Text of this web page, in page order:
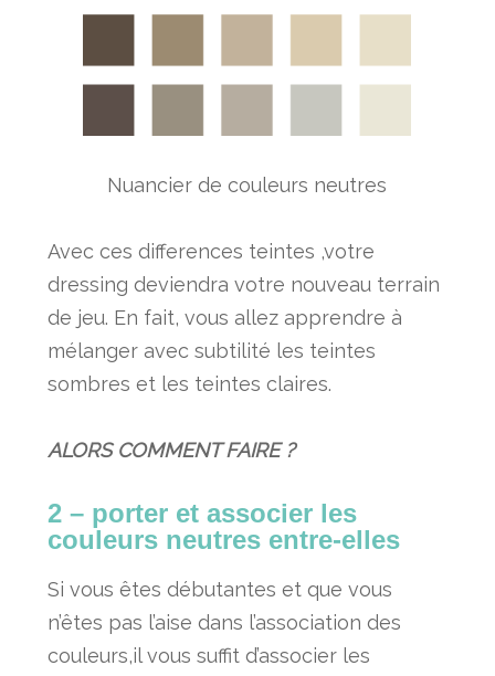
Nuancier de couleurs neutres
Avec ces differences teintes ,votre
dressing deviendra votre nouveau terrain
de jeu. En fait, vous allez apprendre à
mélanger avec subtilité les teintes
sombres et les teintes claires.
ALORS COMMENT FAIRE ?
2 – porter et associer les
couleurs neutres entre-elles
Si vous êtes débutantes et que vous
n’êtes pas l’aise dans l’association des
couleurs,il vous suffit d’associer les